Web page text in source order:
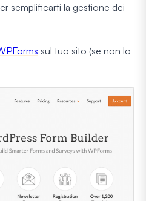
semplificarti la gestione dei
sul tuo sito (se non lo